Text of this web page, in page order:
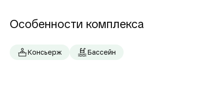
Особенности комплекса
Консьерж Бассейн